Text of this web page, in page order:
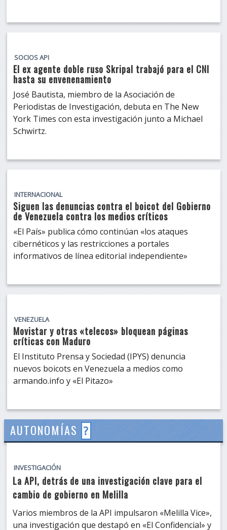
SOCIOS API
El ex agente doble ruso Skripal trabajó para el CNI
hasta su envenenamiento
José Bautista, miembro de la Asociación de
Periodistas de Investigación, debuta en The New
York Times con esta investigación junto a Michael
Schwirtz.
INTERNACIONAL
Siguen las denuncias contra el boicot del Gobierno
de Venezuela contra los medios críticos
«El País» publica cómo continúan «los ataques
cibernéticos y las restricciones a portales
informativos de línea editorial independiente»
VENEZUELA
Movistar y otras «telecos» bloquean páginas
críticas con Maduro
El Instituto Prensa y Sociedad (IPYS) denuncia
nuevos boicots en Venezuela a medios como
armando.info y «El Pitazo»
AUTONOMÍAS?
INVESTIGACIÓN
La API, detrás de una investigación clave para el
cambio de gobierno en Melilla
Varios miembros de la API impulsaron «Melilla Vice»,
una investigación que destapó en «El Confidencial» y